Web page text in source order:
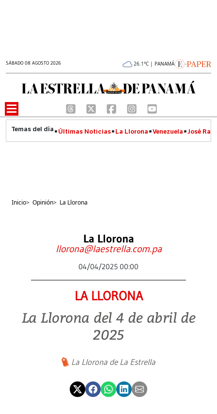
SÁBADO 08 AGOSTO 2026 26.1°C | PANAMÁ
Últimas Noticias La Llorona Venezuela José
Inicio> Opinión> La Llorona
La Llorona
llorona@laestrella.com.pa
04/04/2025 00:00
LA LLORONA
La Llorona del 4 de abril de
2025
La Llorona de La Estrella